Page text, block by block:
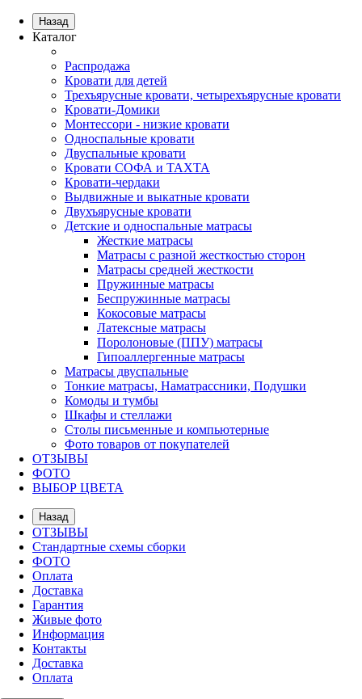
Назад
Каталог
Распродажа
Кровати для детей
Трехъярусные кровати, четырехъярусные кровати
Кровати-Домики
Монтессори - низкие кровати
Односпальные кровати
Двуспальные кровати
Кровати СОФА и ТАХТА
Кровати-чердаки
Выдвижные и выкатные кровати
Двухъярусные кровати
Детские и односпальные матрасы
Жесткие матрасы
Матрасы с разной жесткостью сторон
Матрасы средней жесткости
Пружинные матрасы
Беспружинные матрасы
Кокосовые матрасы
Латексные матрасы
Поролоновые (ППУ) матрасы
Гипоаллергенные матрасы
Матрасы двуспальные
Тонкие матрасы, Наматрассники, Подушки
Комоды и тумбы
Шкафы и стеллажи
Столы письменные и компьютерные
Фото товаров от покупателей
ОТЗЫВЫ
ФОТО
ВЫБОР ЦВЕТА
Назад
ОТЗЫВЫ
Стандартные схемы сборки
ФОТО
Оплата
Доставка
Гарантия
Живые фото
Информация
Контакты
Доставка
Оплата